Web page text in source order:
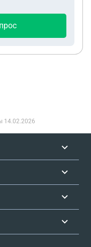
условия:
я не
14.02.2026